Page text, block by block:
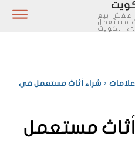
عفش بيع
مستعمل
الكويت
علامات
شراء أثاث مستعمل في
أثاث مستعمل